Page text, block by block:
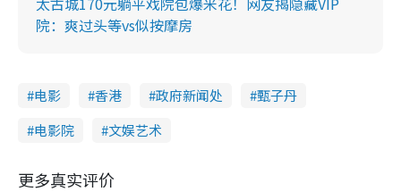
院：爽过头等vs似按摩房
电影 香港 政府新闻处
甄子丹
电影院
文娱艺术
更多真实评价